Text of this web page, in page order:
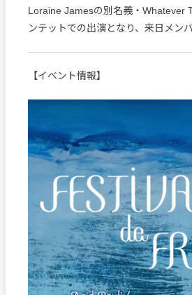
Loraine Jamesの別名義・Whatever
ンテットでの出演となり、来日メン
【イベント情報】